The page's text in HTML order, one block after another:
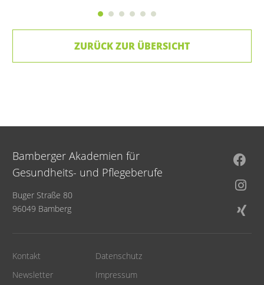
ZURÜCK ZUR ÜBERSICHT
Bamberger Akademien für
Gesundheits- und Pflegeberufe
Buger Straße 80
96049 Bamberg
Kontakt
Newsletter
Datenschutz
Impressum